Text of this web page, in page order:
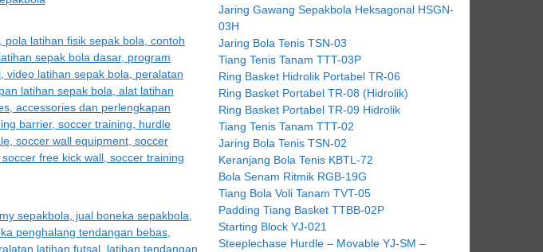
Jaring Gawang Sepakbola Heksagonal HSGN-
03H
Jaring Bola Tenis TSN-03
Tiang Tenis Tanam TTT-03P
Ring Basket Hidrolik Portabel TR-06
Ring Basket Portabel TR-08 (Hidrolik)
Ring Basket Portabel TR-09 Hidrolik
Tiang Tenis Tanam TTT-02
Jaring Bola Tenis TSN-02
Keranjang Bola Tenis KBTL-72
Bola Senam Ritmik RGB-19G
Tiang Bola Voli Tanam TVT-05
Padding Tiang Basket TTBB-02P
Starting Block YJ-021
Steeplechase Hurdle – Movable YJ-SM –